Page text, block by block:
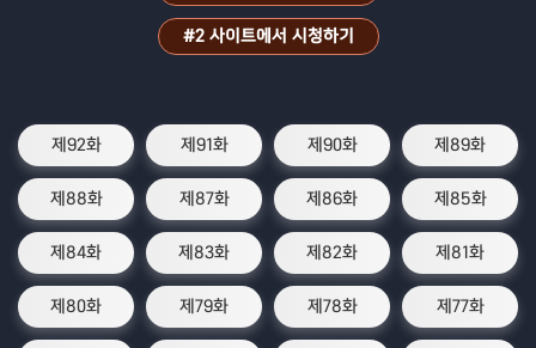
#2 사이트에서 시청하기
제92화 제91화 제90화 제89화
제88화 제87화 제86화 제85화
제84화 제83화 제82화 제81화
제80화 제79화 제78화 제77화